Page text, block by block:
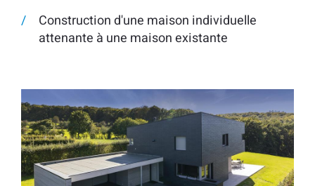
Construction d'une maison individuelle
attenante à une maison existante